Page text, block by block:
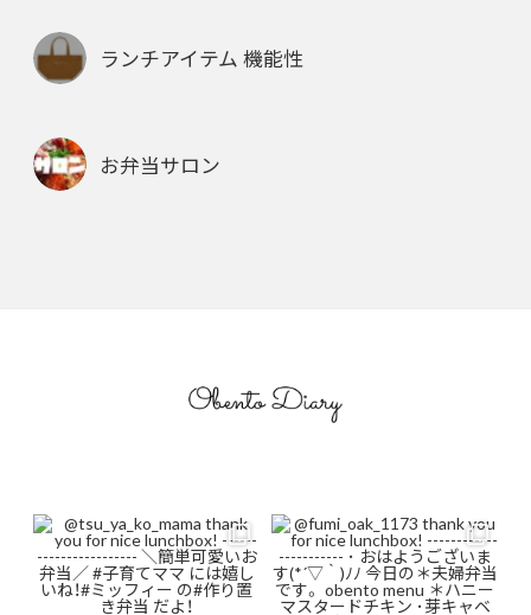
ランチアイテム 機能性
お弁当サロン